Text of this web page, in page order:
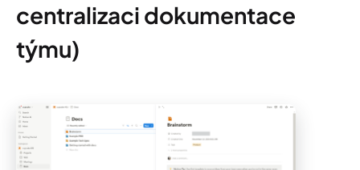
centralizaci dokumentace
týmu)